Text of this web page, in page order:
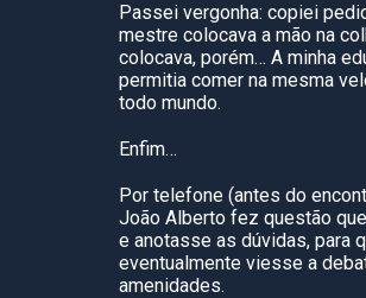
Passei vergonha: copiei
mestre colocava a mão na
colocava, porém… A minha
permitia comer na mesma
todo mundo.
Enfim…
Por telefone (antes do
João Alberto fez questão
e anotasse as dúvidas, para
eventualmente viesse a
amenidades.